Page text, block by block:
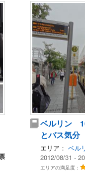
ベルリン
とバス気分
エリア： ベル
2012/08/31 -
エリアの満足度：